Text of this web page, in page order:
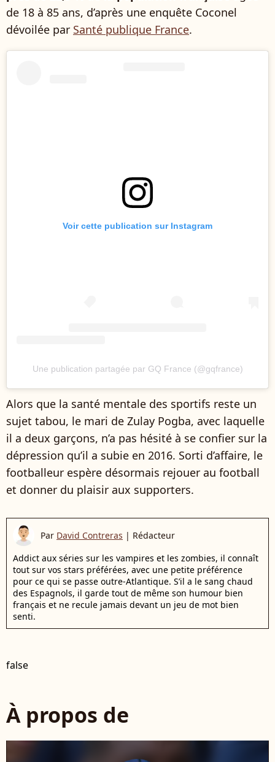
de 18 à 85 ans, d’après une enquête Coconel
dévoilée par Santé publique France.
Voir cette publication sur Instagram
Une publication partagée par GQ France (@gqfrance)
Alors que la santé mentale des sportifs reste un
sujet tabou, le mari de Zulay Pogba, avec laquelle
il a deux garçons, n’a pas hésité à se confier sur la
dépression qu’il a subie en 2016. Sorti d’affaire, le
footballeur espère désormais rejouer au football
et donner du plaisir aux supporters.
Par David Contreras | Rédacteur
Addict aux séries sur les vampires et les zombies, il connaît
tout sur vos stars préférées, avec une petite préférence
pour ce qui se passe outre-Atlantique. S’il a le sang chaud
des Espagnols, il garde tout de même son humour bien
français et ne recule jamais devant un jeu de mot bien
senti.
false
À propos de